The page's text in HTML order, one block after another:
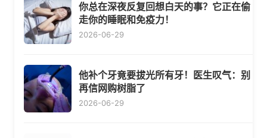
你总在深夜反复回想白天的事？它正在偷
走你的睡眠和免疫力！
2026-06-29
他补个牙竟要拔光所有牙！医生叹气：别
再信网购树脂了
2026-06-29